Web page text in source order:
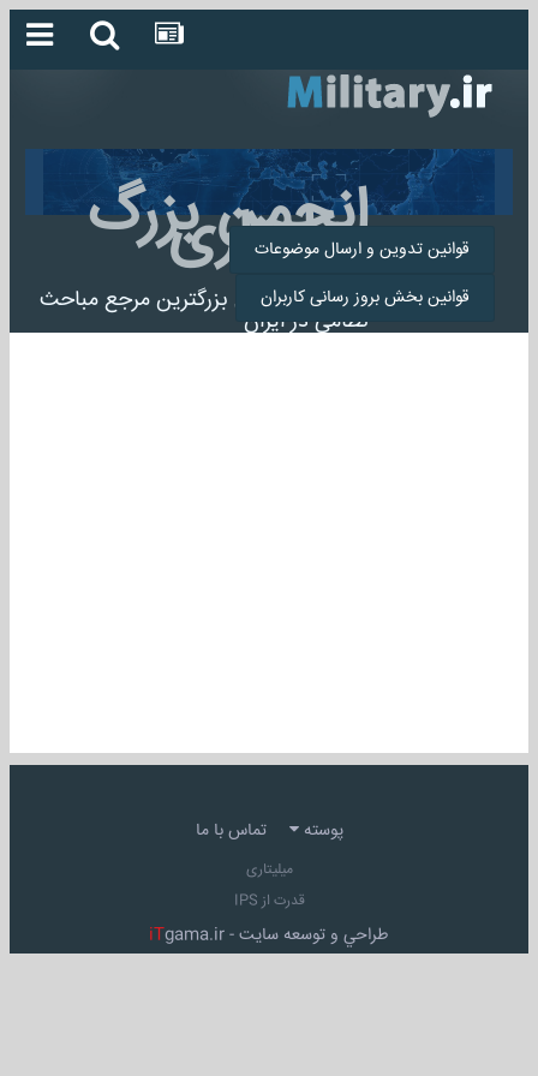
انجمن بزرگ
میلیتاری
انجمن میلیتاری بزرگترین مرجع مباحث
نظامی در ایران
قوانین تدوین و ارسال موضوعات
قوانین بخش بروز رسانی کاربران
پوسته تماس با ما
میلیتاری
قدرت از IPS
طراحي و توسعه سايت - iTgama.ir